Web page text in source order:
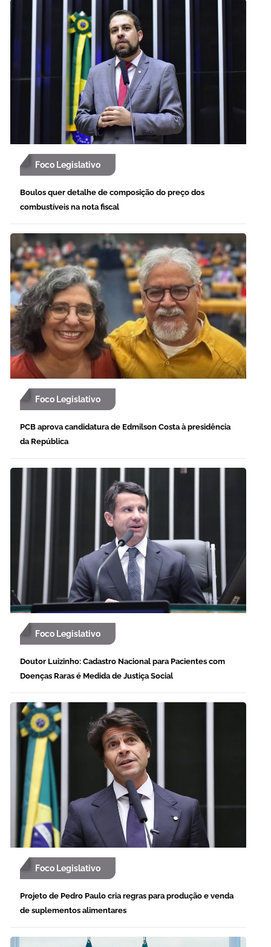
Foco Legislativo
Boulos quer detalhe de composição do preço dos
combustíveis na nota fiscal
Foco Legislativo
PCB aprova candidatura de Edmilson Costa à presidência
da República
Foco Legislativo
Doutor Luizinho: Cadastro Nacional para Pacientes com
Doenças Raras é Medida de Justiça Social
Foco Legislativo
Projeto de Pedro Paulo cria regras para produção e venda
de suplementos alimentares